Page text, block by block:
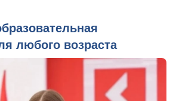
любого возраста